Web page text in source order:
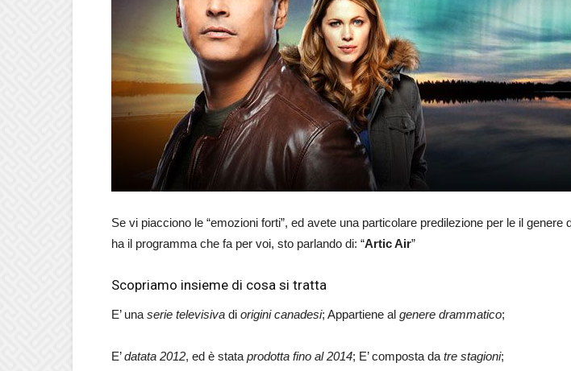
Se vi piacciono le “emozioni forti”, ed avete una particolare predilezione per le il genere
ha il programma che fa per voi, sto parlando di: “Artic Air”
Scopriamo insieme di cosa si tratta
E’ una serie televisiva di origini canadesi; Appartiene al genere drammatico;
E’datata 2012, ed è stata prodotta fino al 2014; E’ composta da tre stagioni;